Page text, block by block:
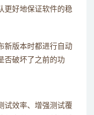
更好地保证软件的稳
新版本时都进行自动
否破坏了之前的功
试效率、增强测试覆